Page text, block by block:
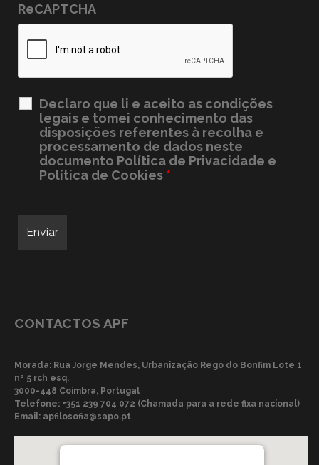
ReCAPTCHA
Declaro que li e aceito as condições
legais e tomei conhecimento das
disposições referentes à recolha e
processamento de dados neste
documento Política de Privacidade e
Política de Cookies *
CONTACTOS APF
Morada: Rua Jorge Mendes, Urbanização Rego do Bonfim Lote 1
nº 5 rch esq.
3000-448 Coimbra, Portugal
Telefone: +351 239 704 072 (Chamada para a rede fixa nacional)
Email: apfilosofia@sapo.pt